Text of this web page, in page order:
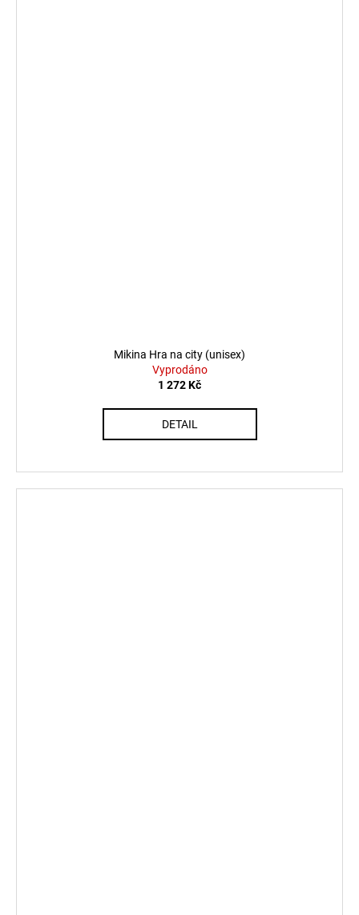
Mikina Hra na city (unisex)
Vyprodáno
1 272 Kč
DETAIL